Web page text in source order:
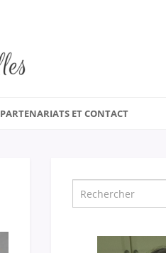
PARTENARIATS ET CONTACT
pour
: